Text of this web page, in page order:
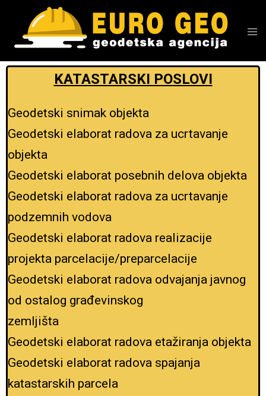
KATASTARSKI POSLOVI
Geodetski snimak objekta
Geodetski elaborat radova za ucrtavanje
objekta
Geodetski elaborat posebnih delova objekta
Geodetski elaborat radova za ucrtavanje
podzemnih vodova
Geodetski elaborat radova realizacije
projekta parcelacije/preparcelacije
Geodetski elaborat radova odvajanja javnog
od ostalog građevinskog
zemljišta
Geodetski elaborat radova etažiranja objekta
Geodetski elaborat radova spajanja
katastarskih parcela